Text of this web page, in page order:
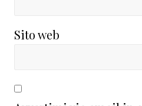
Sito web